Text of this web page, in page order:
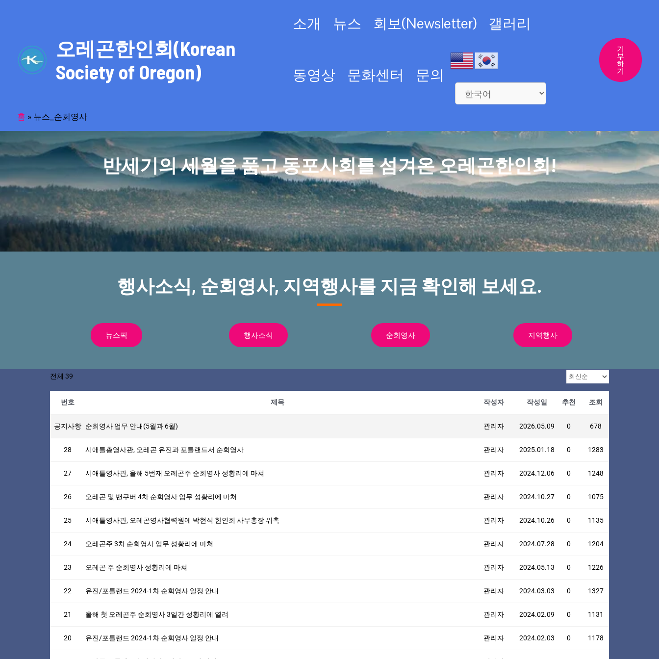
오레곤한인회(Korean
Society of Oregon)
소개 뉴스 회보(Newsletter) 갤러리
동영상 문화센터 문의
기
부
하
기
홈 » 뉴스_순회영사
반세기의 세월을 품고 동포사회를 섬겨온 오레곤한인회!
행사소식, 순회영사, 지역행사를 지금 확인해 보세요.
뉴스픽 행사소식 순회영사 지역행사
전체 39
번호 제목 작성자 작성일 추천 조회
공지사항 순회영사 업무 안내(5월과 6월) 관리자 2026.05.09 0 678
28 시애틀총영사관, 오레곤 유진과 포틀랜드서 순회영사 관리자 2025.01.18 0 1283
27 시애틀영사관, 올해 5번재 오레곤주 순회영사 성황리에 마쳐 관리자 2024.12.06 0 1248
26 오레곤 및 밴쿠버 4차 순회영사 업무 성황리에 마쳐 관리자 2024.10.27 0 1075
25 시애틀영사관, 오레곤영사협력원에 박현식 한인회 사무총장 위촉 관리자 2024.10.26 0 1135
24 오레곤주 3차 순회영사 업무 성황리에 마쳐 관리자 2024.07.28 0 1204
23 오레곤 주 순회영사 성황리에 마쳐 관리자 2024.05.13 0 1226
22 유진/포틀랜드 2024-1차 순회영사 일정 안내 관리자 2024.03.03 0 1327
21 올해 첫 오레곤주 순회영사 3일간 성황리에 열려 관리자 2024.02.09 0 1131
20 유진/포틀랜드 2024-1차 순회영사 일정 안내 관리자 2024.02.03 0 1178